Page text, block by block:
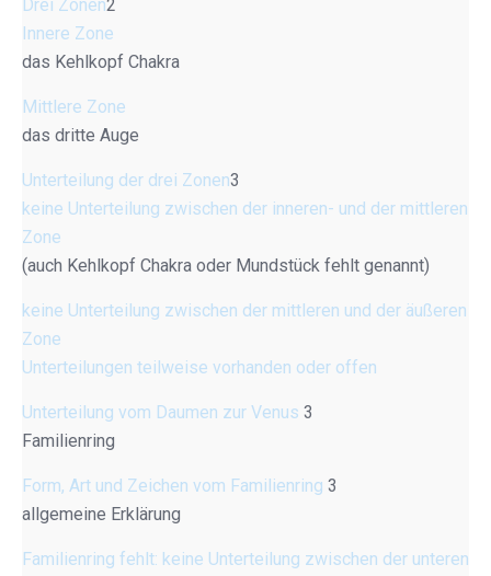
Drei Zonen2
Innere Zone
das Kehlkopf Chakra
Mittlere Zone
das dritte Auge
Unterteilung der drei Zonen3
keine Unterteilung zwischen der inneren- und der mittleren
Zone
(auch Kehlkopf Chakra oder Mundstück fehlt genannt)
keine Unterteilung zwischen der mittleren und der äußeren
Zone
Unterteilungen teilweise vorhanden oder offen
Unterteilung vom Daumen zur Venus 3
Familienring
Form, Art und Zeichen vom Familienring 3
allgemeine Erklärung
Familienring fehlt: keine Unterteilung zwischen der unteren